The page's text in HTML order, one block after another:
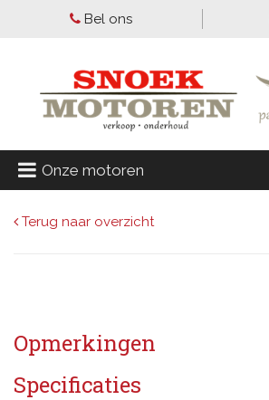
Bel ons
Onze motoren
Terug naar overzicht
Opmerkingen
Specificaties